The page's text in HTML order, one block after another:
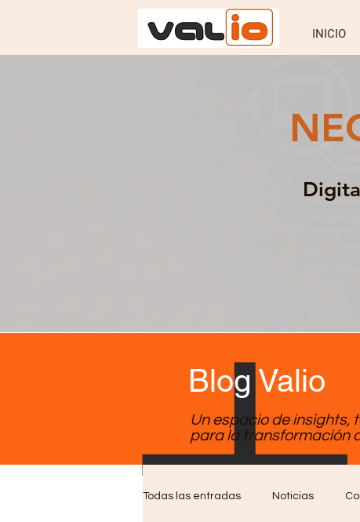
INICIO
Blog Valio
Un espacio de insights,
para la transformación
Todas las entradas Noticias